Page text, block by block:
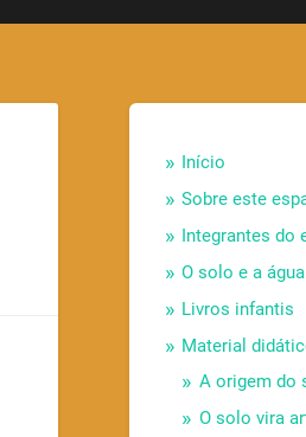
Início
Sobre este
Integrantes do
O solo e a
Livros infantis
Material
A origem do
O solo vira